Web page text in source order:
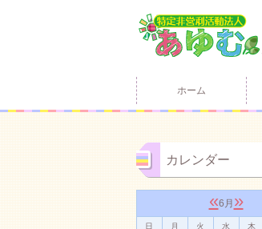
ホーム
カレンダー
«6月 »
日 月 火 水 木